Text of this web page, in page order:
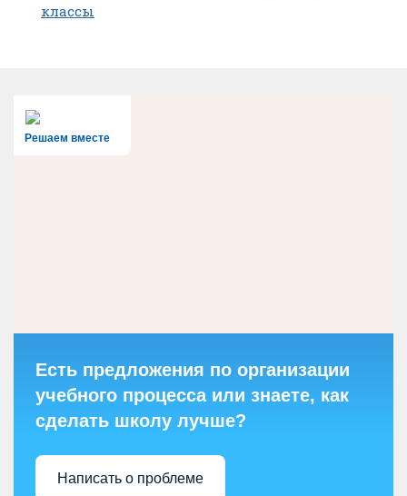
классы
Решаем вместе
Есть предложения по организации
учебного процесса или знаете, как
сделать школу лучше?
Написать о проблеме